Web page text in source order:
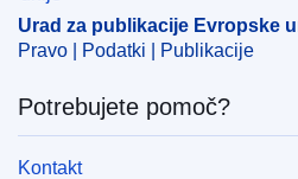
EDITION : 655427a2-cfa6-11f0-
Urad za publikacije Evropske
Pravo | Podatki | Publikacije
Potrebujete pomoč?
Kontakt